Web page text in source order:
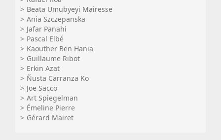
Beata Umubyeyi Mairesse
Ania Szczepanska
Jafar Panahi
Pascal Elbé
Kaouther Ben Hania
Guillaume Ribot
Erkin Azat
Ñusta Carranza Ko
Joe Sacco
Art Spiegelman
Émeline Pierre
Gérard Mairet